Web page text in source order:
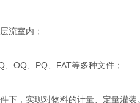
流室内；
、OQ、PQ、FAT等多种文件；
下，实现对物料的计量、定量灌装。